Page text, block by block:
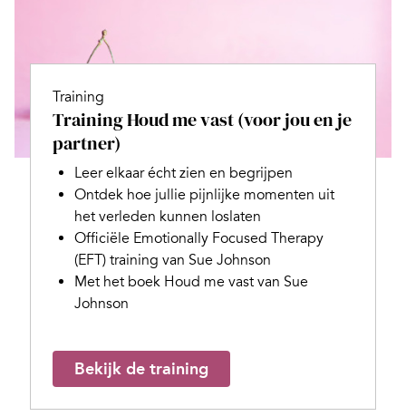
Training
Training Houd me vast (voor jou en je
partner)
Leer elkaar écht zien en begrijpen
Ontdek hoe jullie pijnlijke momenten uit
het verleden kunnen loslaten
Officiële Emotionally Focused Therapy
(EFT) training van Sue Johnson
Met het boek Houd me vast van Sue
Johnson
Bekijk de training